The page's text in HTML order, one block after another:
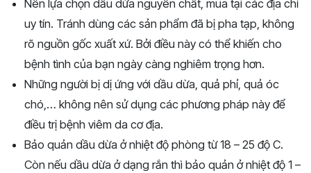
Nên lựa chọn dầu dừa nguyên chất, mua tại các địa chỉ
uy tín. Tránh dùng các sản phẩm đã bị pha tạp, không
rõ nguồn gốc xuất xứ. Bởi điều này có thể khiến cho
bệnh tình của bạn ngày càng nghiêm trọng hơn.
Những người bị dị ứng với dầu dừa, quả phỉ, quả óc
chó,… không nên sử dụng các phương pháp này để
điều trị bệnh viêm da cơ địa.
Bảo quản dầu dừa ở nhiệt độ phòng từ 18 – 25 độ C.
Còn nếu dầu dừa ở dạng rắn thì bảo quản ở nhiệt độ 1 –